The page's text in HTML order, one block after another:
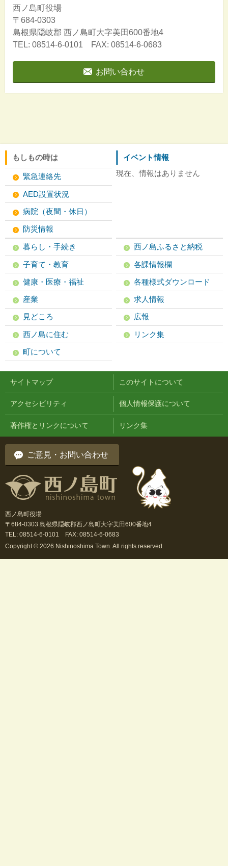
西ノ島町役場
〒684-0303
島根県隠岐郡 西ノ島町大字美田600番地4
TEL: 08514-6-0101 FAX: 08514-6-0683
お問い合わせ
もしもの時は
緊急連絡先
AED設置状況
病院（夜間・休日）
防災情報
イベント情報
現在、情報はありません
暮らし・手続き
子育て・教育
健康・医療・福祉
産業
見どころ
西ノ島に住む
町について
西ノ島ふるさと納税
各課情報欄
各種様式ダウンロード
求人情報
広報
リンク集
サイトマップ このサイトについて
アクセシビリティ 個人情報保護について
著作権とリンクについて リンク集
ご意見・お問い合わせ
西ノ島町役場
〒684-0303 島根県隠岐郡西ノ島町大字美田600番地4
TEL: 08514-6-0101 FAX: 08514-6-0683
Copyright © 2026 Nishinoshima Town. All rights reserved.